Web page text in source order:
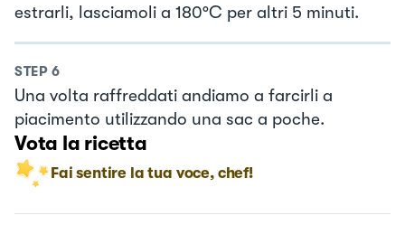
estrarli, lasciamoli a 180°C per altri 5 minuti.
STEP 6
Una volta raffreddati andiamo a farcirli a
piacimento utilizzando una sac a poche.
Vota la ricetta
Fai sentire la tua voce, chef!